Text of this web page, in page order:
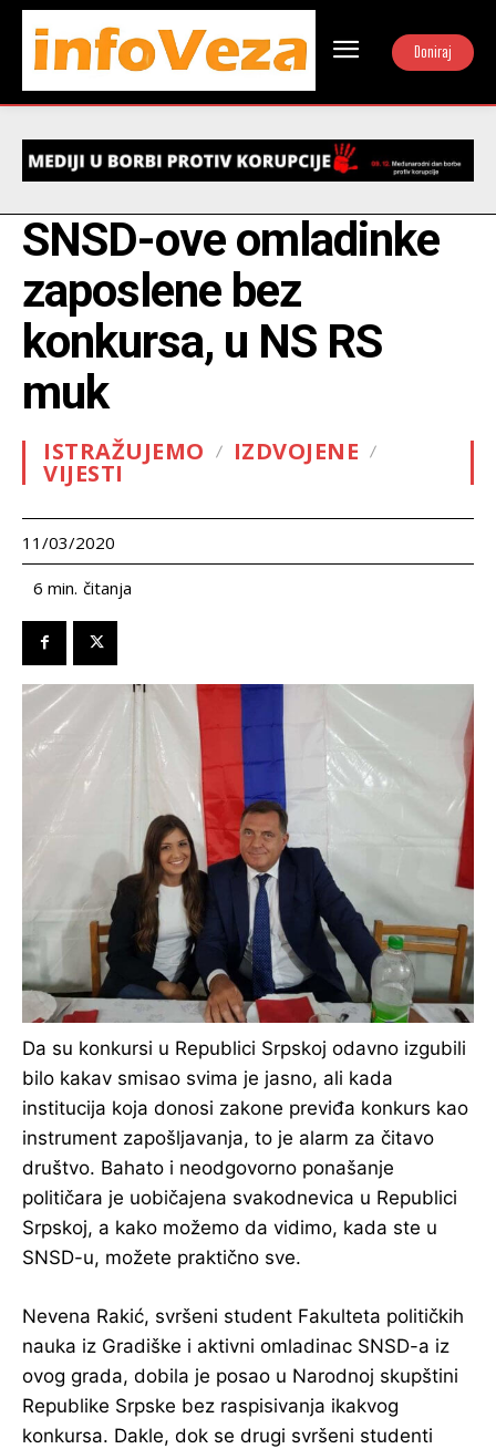
Doniraj
SNSD-ove omladinke
zaposlene bez
konkursa, u NS RS
muk
ISTRAŽUJEMO IZDVOJENE
VIJESTI
11/03/2020
6 min. čitanja
Da su konkursi u Republici Srpskoj odavno izgubili
bilo kakav smisao svima je jasno, ali kada
institucija koja donosi zakone previđa konkurs kao
instrument zapošljavanja, to je alarm za čitavo
društvo. Bahato i neodgovorno ponašanje
političara je uobičajena svakodnevica u Republici
Srpskoj, a kako možemo da vidimo, kada ste u
SNSD-u, možete praktično sve.
Nevena Rakić, svršeni student Fakulteta političkih
nauka iz Gradiške i aktivni omladinac SNSD-a iz
ovog grada, dobila je posao u Narodnoj skupštini
Republike Srpske bez raspisivanja ikakvog
konkursa. Dakle, dok se drugi svršeni studenti